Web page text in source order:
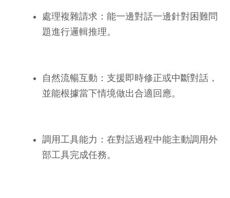
處理複雜請求：能一邊對話一邊針對困難問
題進行邏輯推理。
自然流暢互動：支援即時修正或中斷對話，
並能根據當下情境做出合適回應。
調用工具能力：在對話過程中能主動調用外
部工具完成任務。